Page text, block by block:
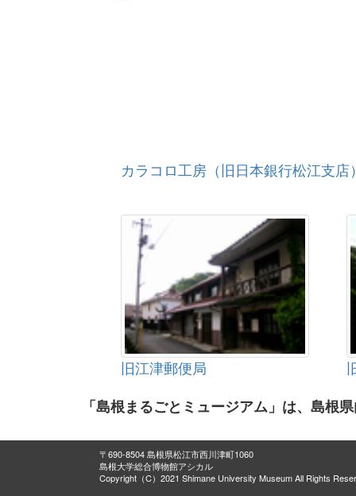
カラコロ工房（旧日本銀行松江支店
旧江津郵便局
「島根まるごとミュージアム」は、島根
〒690-8504 島根県松江市西川津町1060
島根大学総合博物館アシカル
Copyright（C）2021 Shimane University Museum All Rights